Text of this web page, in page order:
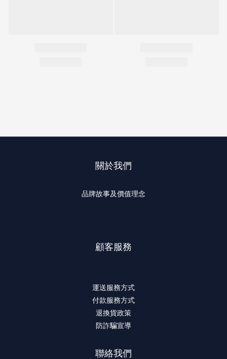
關於我們
品牌故事及價值理念
顧客服務
運送服務方式
付款服務方式
退換貨政策
防詐騙宣導
聯絡我們